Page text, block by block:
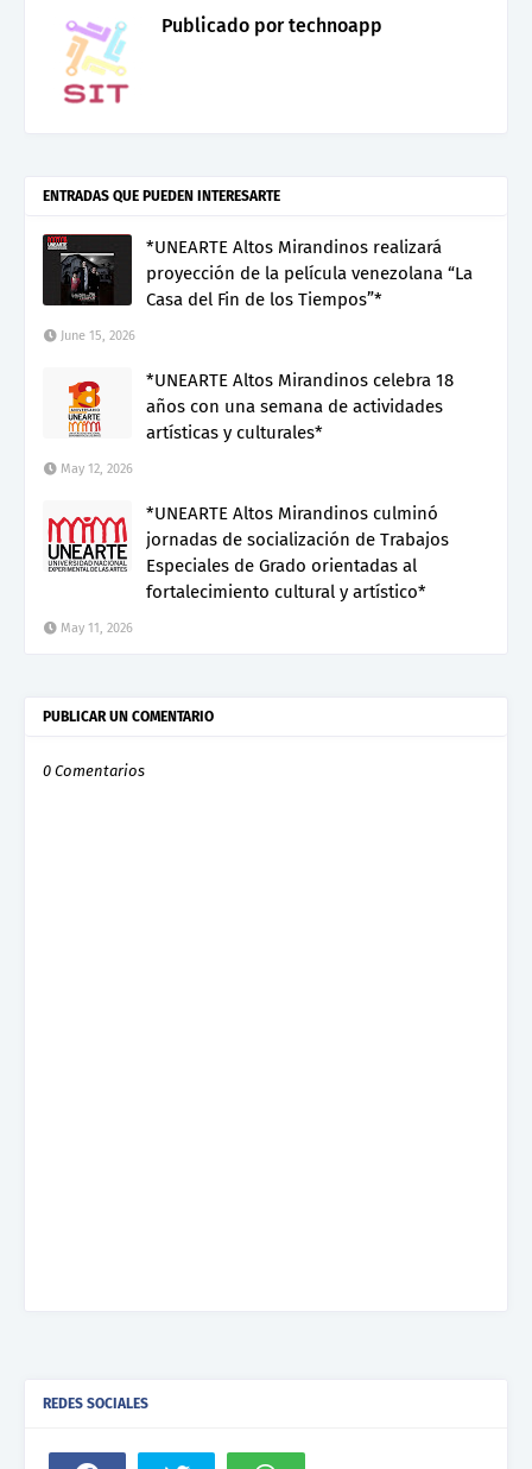
Publicado portechnoapp
ENTRADAS QUE PUEDEN INTERESARTE
*UNEARTE Altos Mirandinos realizará
proyección de la película venezolana “La
Casa del Fin de los Tiempos”*
June 15, 2026
*UNEARTE Altos Mirandinos celebra 18
años con una semana de actividades
artísticas y culturales*
May 12, 2026
*UNEARTE Altos Mirandinos culminó
jornadas de socialización de Trabajos
Especiales de Grado orientadas al
fortalecimiento cultural y artístico*
May 11, 2026
PUBLICAR UN COMENTARIO
0 Comentarios
REDES SOCIALES